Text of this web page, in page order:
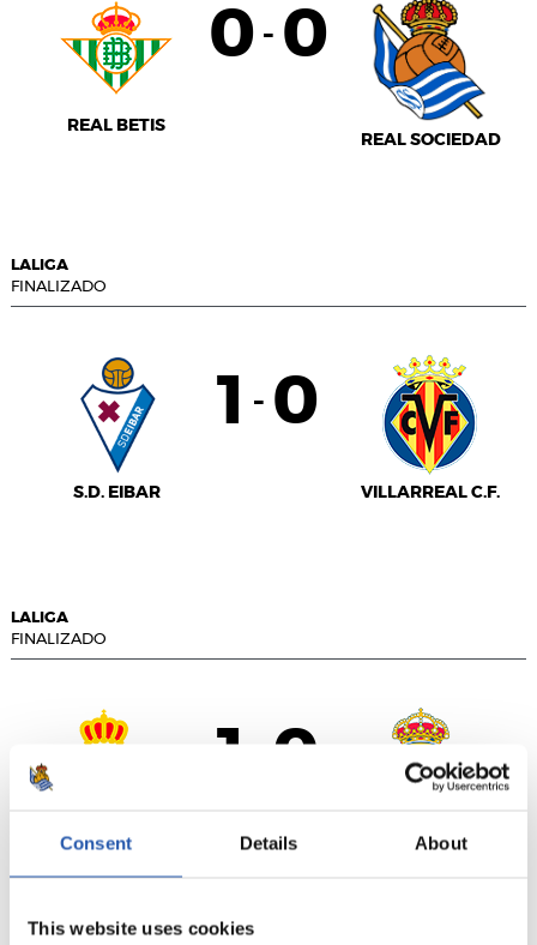
Consent Details About
This website uses cookies
REAL BETIS
0 - 0
REAL SOCIEDAD
LALIGA
FINALIZADO
S.D. EIBAR
1 - 0
VILLARREAL C.F.
LALIGA
FINALIZADO
R.C.D. ESPANYOL
1 0
REAL MADRID